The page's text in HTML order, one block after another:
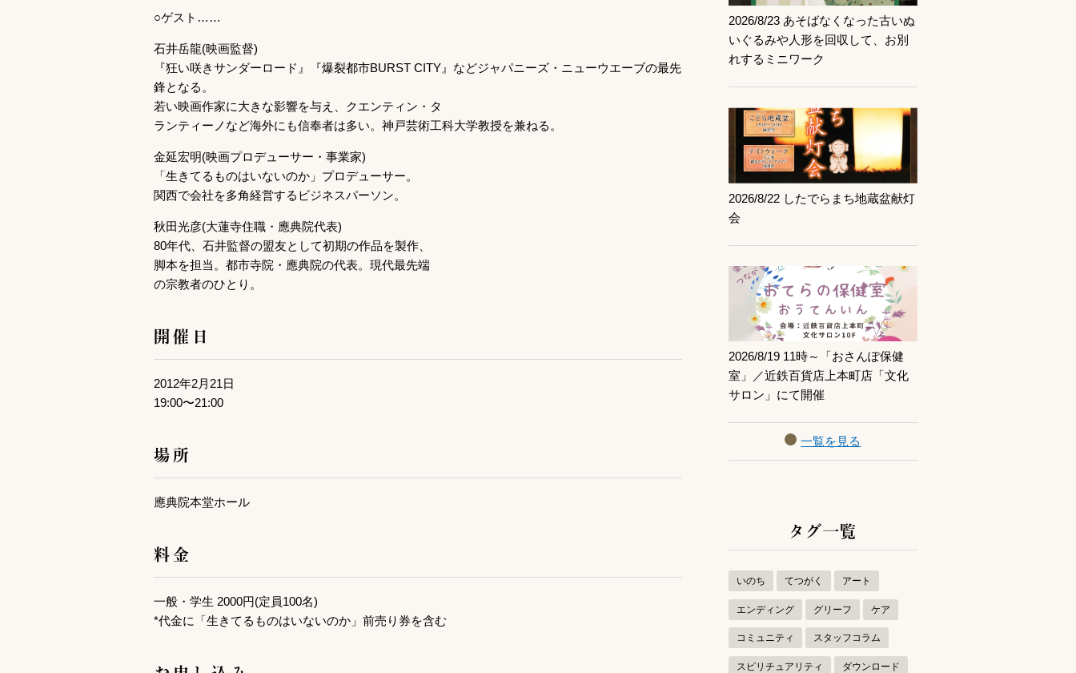
○ゲスト……
石井岳龍(映画監督)
『狂い咲きサンダーロード』『爆裂都市BURST CITY』などジャパニーズ・ニューウエーブの最先
鋒となる。
若い映画作家に大きな影響を与え、クエンティン・タ
ランティーノなど海外にも信奉者は多い。神戸芸術工科大学教授を兼ねる。
金延宏明(映画プロデューサー・事業家)
「生きてるものはいないのか」プロデューサー。
関西で会社を多角経営するビジネスパーソン。
秋田光彦(大蓮寺住職・應典院代表)
80年代、石井監督の盟友として初期の作品を製作、
脚本を担当。都市寺院・應典院の代表。現代最先端
の宗教者のひとり。
開催日
2012年2月21日
19:00〜21:00
場所
應典院本堂ホール
料金
一般・学生 2000円(定員100名)
*代金に「生きてるものはいないのか」前売り券を含む
2026/8/23 あそばなくなった古いぬ
いぐるみや人形を回収して、お別
れするミニワーク
2026/8/22 したでらまち地蔵盆献灯
会
記事を読む
2026/8/19 11時～「おさんぽ保健
室」／近鉄百貨店上本町店「文化
サロン」にて開催
記事を読む
一覧を見る
タグ一覧
いのち てつがく アート
エンディング グリーフ ケア
コミュニティ スタッフコラム
スピリチュアリティ ダウンロード